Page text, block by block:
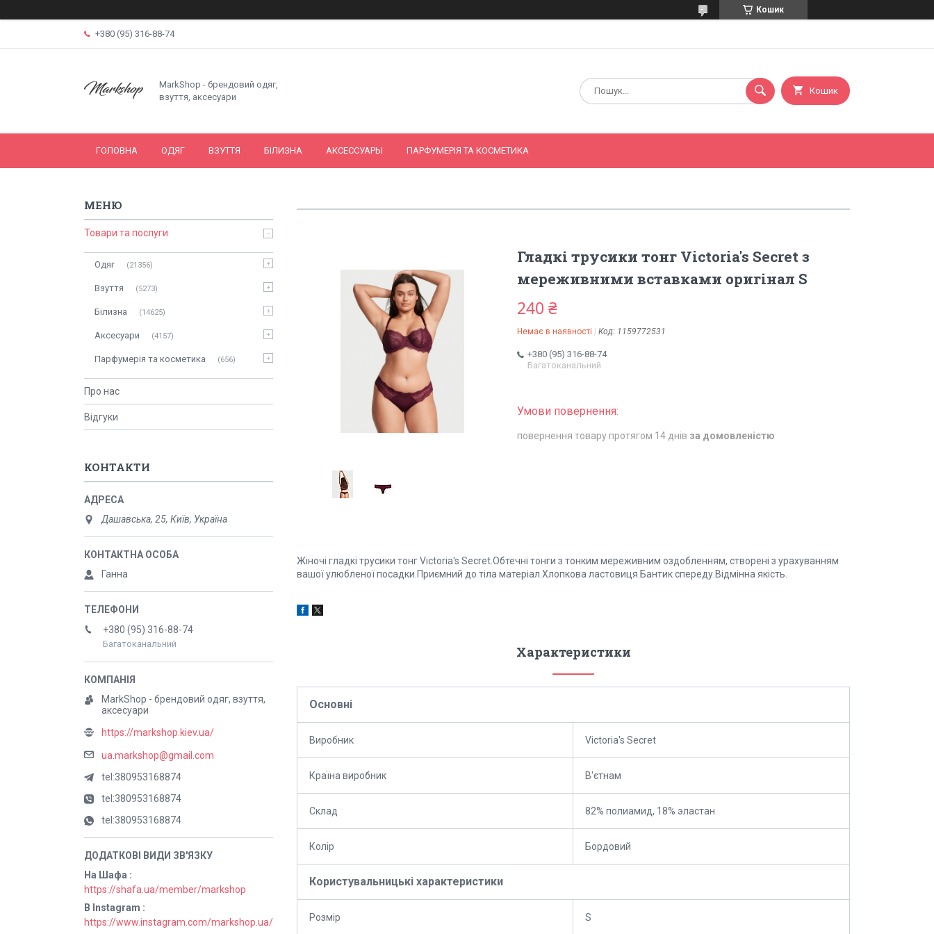
Кошик
+380 (95) 316-88-74
MarkShop - брендовий одяг,
взуття, аксесуари
Кошик
ГОЛОВНА ОДЯГ ВЗУТТЯ БІЛИЗНА АКСЕССУАРЫ ПАРФУМЕРІЯ ТА КОСМЕТИКА
Гладкі трусики тонг Victoria's Secret з
мереживними вставками оригінал S
240 ₴
Немає в наявності Код: 1159772531
+380 (95) 316-88-74
Багатоканальний
повернення товару протягом 14 днів за домовленістю
Жіночі гладкі трусики тонг Victoria's Secret.Обтечні тонги з тонким мереживним оздобленням, створені з урахуванням
вашої улюбленої посадки.Приємний до тіла матеріал.Хлопкова ластовиця.Бантик спереду.Відмінна якість.
Характеристики
Основні
Виробник Victoria's Secret
Країна виробник В'єтнам
Склад 82% полиамид, 18% эластан
Колір Бордовий
Користувальницькі характеристики
Розмір S
Товари та послуги
Одяг 21356
Взуття 5273
Білизна 14625
Аксесуари 4157
Парфумерія та косметика 656
Про нас
Відгуки
КОНТАКТИ
Дашавська, 25, Київ, Україна
Ганна
+380 (95) 316-88-74
Багатоканальний
MarkShop - брендовий одяг, взуття,
аксесуари
https://markshop.kiev.ua/
ua.markshop@gmail.com
tel:380953168874
tel:380953168874
tel:380953168874
На Шафа
https://shafa.ua/member/markshop
В Instagram
https://www.instagram.com/markshop.ua/